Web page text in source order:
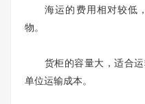
海运的费用相对较低，
物。
货柜的容量大，适合运
单位运输成本。